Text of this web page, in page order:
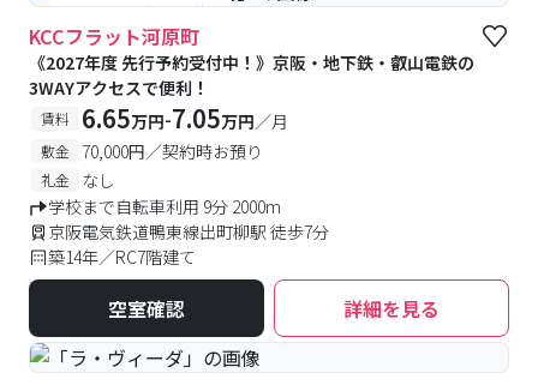
#予約受付中 #空室待ち
KCCフラット河原町
《2027年度 先行予約受付中！》京阪・地下鉄・叡山電鉄の
3WAYアクセスで便利！
賃料 6.65万円-7.05万円／月
敷金 70,000円／契約時お預り
礼金
なし
学校まで自転車利用 9分 2000m
京阪電気鉄道鴨東線出町柳駅 徒歩7分
築14年／RC7階建て
空室確認 詳細を見る